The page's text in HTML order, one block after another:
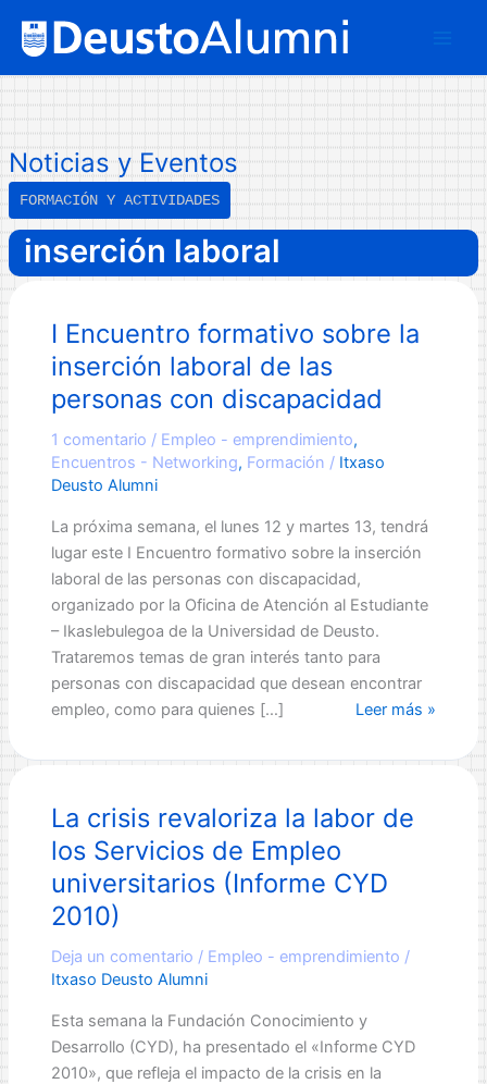
u
s
c
a
r
Noticias y Eventos
FORMACIÓN Y ACTIVIDADES
inserción laboral
I Encuentro formativo sobre la
inserción laboral de las
personas con discapacidad
1 comentario / Empleo - emprendimiento,
Encuentros - Networking, Formación / Itxaso
Deusto Alumni
La próxima semana, el lunes 12 y martes 13, tendrá
lugar este I Encuentro formativo sobre la inserción
laboral de las personas con discapacidad,
organizado por la Oficina de Atención al Estudiante
– Ikaslebulegoa de la Universidad de Deusto.
Trataremos temas de gran interés tanto para
personas con discapacidad que desean encontrar
empleo, como para quienes […]
I
formativo
la
de
Leer más »
La crisis revaloriza la labor de
los Servicios de Empleo
universitarios (Informe CYD
2010)
Deja un comentario / Empleo - emprendimiento /
Itxaso Deusto Alumni
Esta semana la Fundación Conocimiento y
Desarrollo (CYD), ha presentado el «Informe CYD
2010», que refleja el impacto de la crisis en la